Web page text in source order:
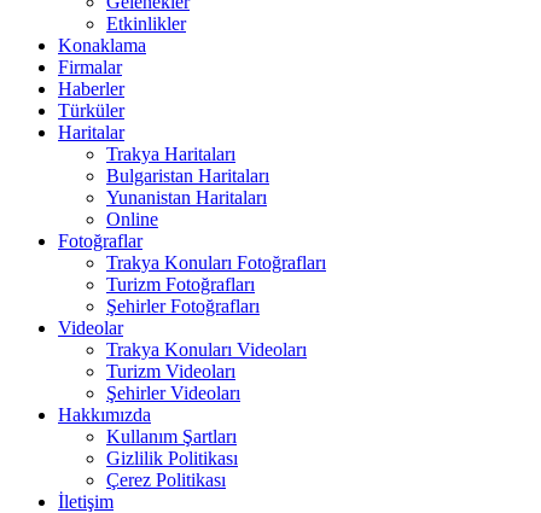
Etkinlikler
Konaklama
Firmalar
Haberler
Türküler
Haritalar
Trakya Haritaları
Bulgaristan Haritaları
Yunanistan Haritaları
Online
Fotoğraflar
Trakya Konuları Fotoğrafları
Turizm Fotoğrafları
Şehirler Fotoğrafları
Videolar
Trakya Konuları Videoları
Turizm Videoları
Şehirler Videoları
Hakkımızda
Kullanım Şartları
Gizlilik Politikası
Çerez Politikası
İletişim